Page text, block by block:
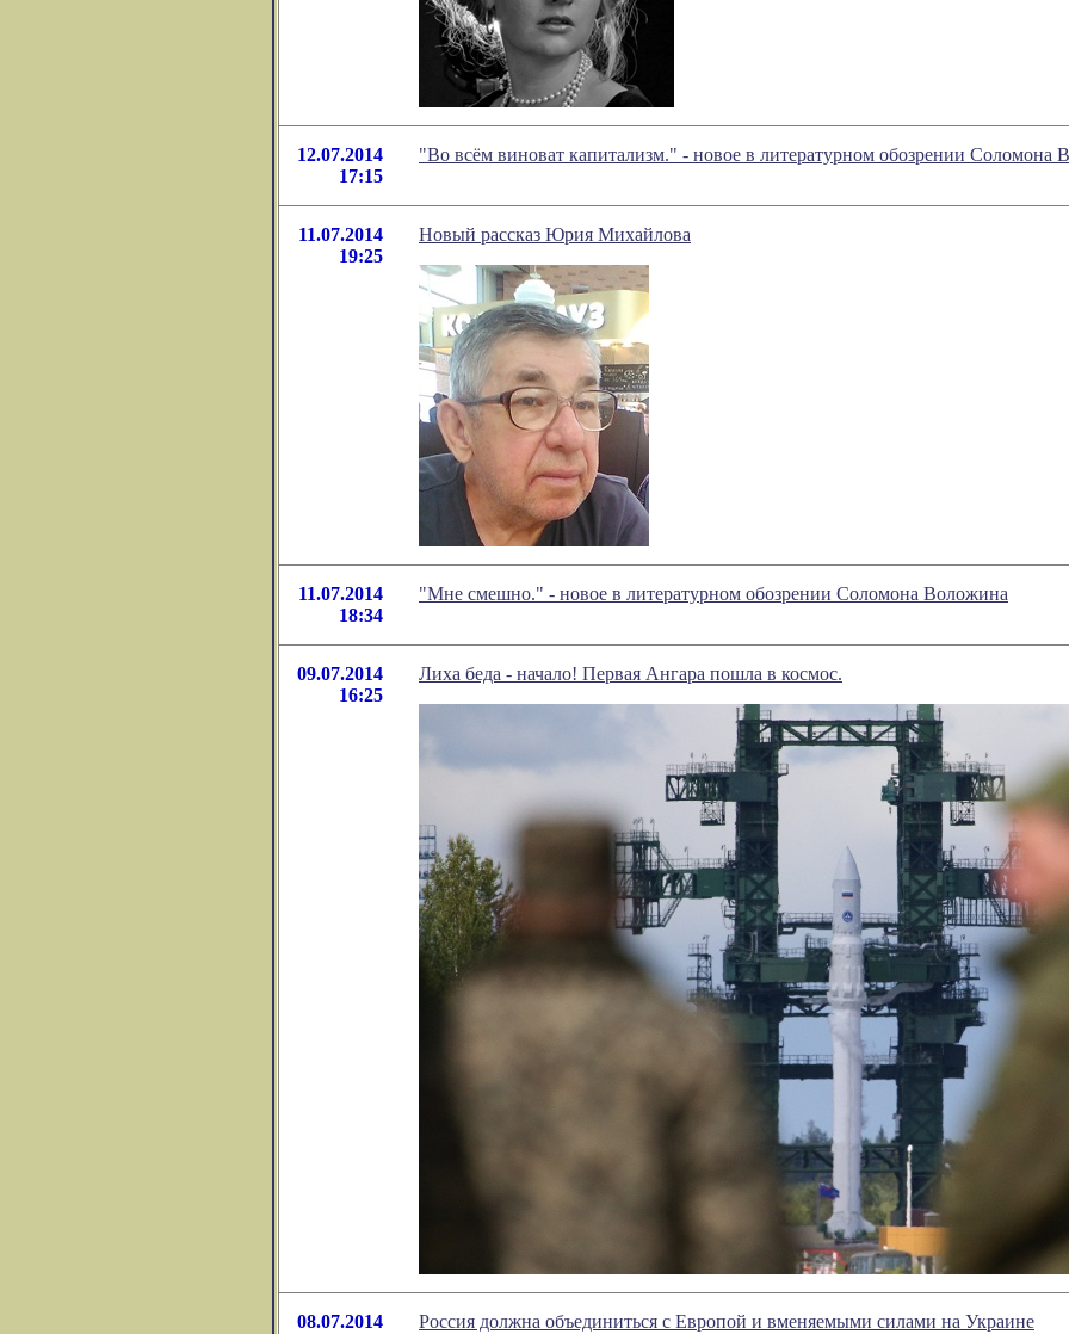
12.07.2014
17:15
"Во всём виноват капитализм." - новое в литературном обозрении Соломона
11.07.2014
19:25
Новый рассказ Юрия Михайлова
11.07.2014
18:34
"Мне смешно." - новое в литературном обозрении Соломона Воложина
09.07.2014
16:25
Лиха беда - начало! Первая Ангара пошла в космос.
08.07.2014
Россия должна объединиться с Европой и вменяемыми силами на Украине